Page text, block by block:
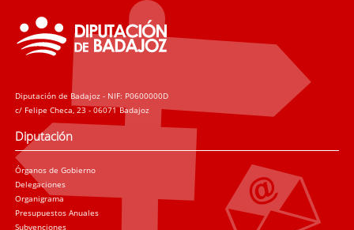
Diputación de Badajoz - NIF: P0600000D
c/ Felipe Checa, 23 - 06071 Badajoz
Diputación
Órganos de Gobierno
Delegaciones
Organigrama
Presupuestos Anuales
Subvenciones